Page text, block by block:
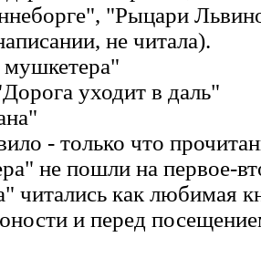
"Рыцари
не читала).
уходит в даль"
- только что
не пошли на первое-
читались как любимая
и перед